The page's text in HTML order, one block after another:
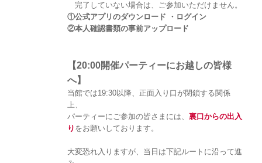
完了していない場合は、ご参加いただけません。
①公式アプリのダウンロード ・ログイン
②本人確認書類の事前アップロード
【20:00開催パーティーにお越しの皆様
へ】
当館では19:30以降、正面入り口が閉鎖する関係
上、
パーティーにご参加の皆さまには、 裏口からの出入
り をお願いしております。
大変恐れ入りますが、当日は下記ルートに沿って進